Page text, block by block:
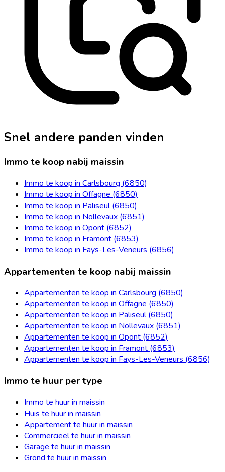
Snel andere panden vinden
Immo te koop nabij maissin
Immo te koop in Carlsbourg (6850)
Immo te koop in Offagne (6850)
Immo te koop in Paliseul (6850)
Immo te koop in Nollevaux (6851)
Immo te koop in Opont (6852)
Immo te koop in Framont (6853)
Immo te koop in Fays-Les-Veneurs (6856)
Appartementen te koop nabij maissin
Appartementen te koop in Carlsbourg (6850)
Appartementen te koop in Offagne (6850)
Appartementen te koop in Paliseul (6850)
Appartementen te koop in Nollevaux (6851)
Appartementen te koop in Opont (6852)
Appartementen te koop in Framont (6853)
Appartementen te koop in Fays-Les-Veneurs (6856)
Immo te huur per type
Immo te huur in maissin
Huis te huur in maissin
Appartement te huur in maissin
Commercieel te huur in maissin
Garage te huur in maissin
Grond te huur in maissin